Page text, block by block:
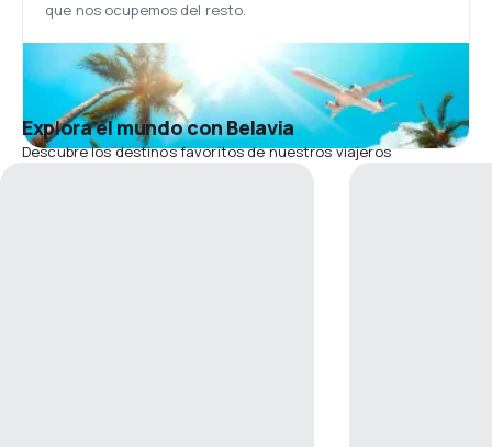
que nos ocupemos del resto.
Explora el mundo con Belavia
Descubre los destinos favoritos de nuestros viajeros